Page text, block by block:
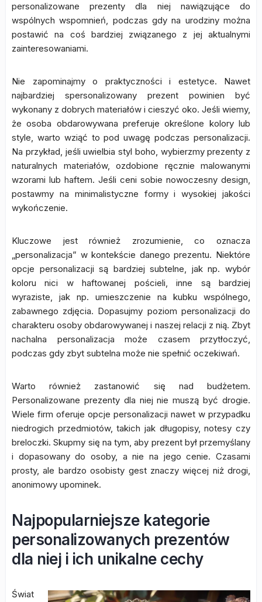
personalizowane prezenty dla niej nawiązujące do
wspólnych wspomnień, podczas gdy na urodziny można
postawić na coś bardziej związanego z jej aktualnymi
zainteresowaniami.
Nie zapominajmy o praktyczności i estetyce. Nawet
najbardziej spersonalizowany prezent powinien być
wykonany z dobrych materiałów i cieszyć oko. Jeśli wiemy,
że osoba obdarowywana preferuje określone kolory lub
style, warto wziąć to pod uwagę podczas personalizacji.
Na przykład, jeśli uwielbia styl boho, wybierzmy prezenty z
naturalnych materiałów, ozdobione ręcznie malowanymi
wzorami lub haftem. Jeśli ceni sobie nowoczesny design,
postawmy na minimalistyczne formy i wysokiej jakości
wykończenie.
Kluczowe jest również zrozumienie, co oznacza
„personalizacja” w kontekście danego prezentu. Niektóre
opcje personalizacji są bardziej subtelne, jak np. wybór
koloru nici w haftowanej pościeli, inne są bardziej
wyraziste, jak np. umieszczenie na kubku wspólnego,
zabawnego zdjęcia. Dopasujmy poziom personalizacji do
charakteru osoby obdarowywanej i naszej relacji z nią. Zbyt
nachalna personalizacja może czasem przytłoczyć,
podczas gdy zbyt subtelna może nie spełnić oczekiwań.
Warto również zastanowić się nad budżetem.
Personalizowane prezenty dla niej nie muszą być drogie.
Wiele firm oferuje opcje personalizacji nawet w przypadku
niedrogich przedmiotów, takich jak długopisy, notesy czy
breloczki. Skupmy się na tym, aby prezent był przemyślany
i dopasowany do osoby, a nie na jego cenie. Czasami
prosty, ale bardzo osobisty gest znaczy więcej niż drogi,
anonimowy upominek.
Najpopularniejsze kategorie
personalizowanych prezentów
dla niej i ich unikalne cechy
Świat